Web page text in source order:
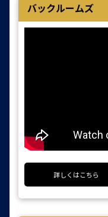
バックルームズ
詳しくはこちら